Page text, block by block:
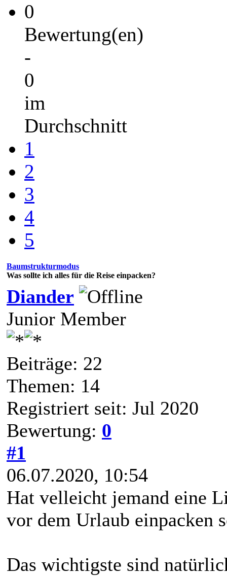
0
Bewertung(en)
-
0
im
Durchschnitt
1
2
3
4
5
Baumstrukturmodus
Was sollte ich alles für die Reise einpacken?
Diander
Junior Member
Beiträge: 22
Themen: 14
Registriert seit: Jul 2020
Bewertung: 0
#1
06.07.2020, 10:54
Hat velleicht jemand eine
vor dem Urlaub einpacken
Das wichtigste sind